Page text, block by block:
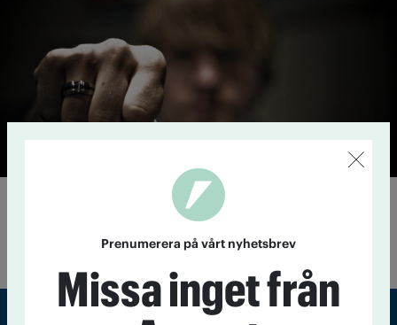
Cannabis ökar risken för våld
Den som regelbundet röker cannabis tar till våld
tre gånger så ofta som andra.
Prenumerera på vårt nyhetsbrev
Missa inget från